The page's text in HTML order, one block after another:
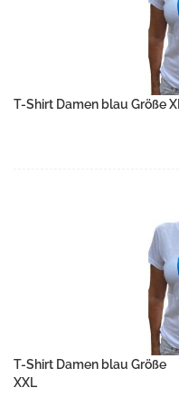
T-Shirt Damen blau Größe
T-Shirt Damen blau Größe
XXL